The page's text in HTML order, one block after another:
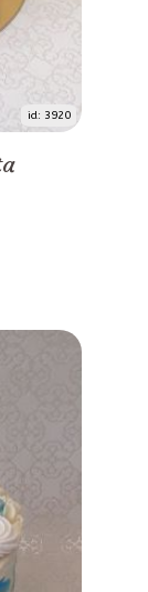
id: 3920